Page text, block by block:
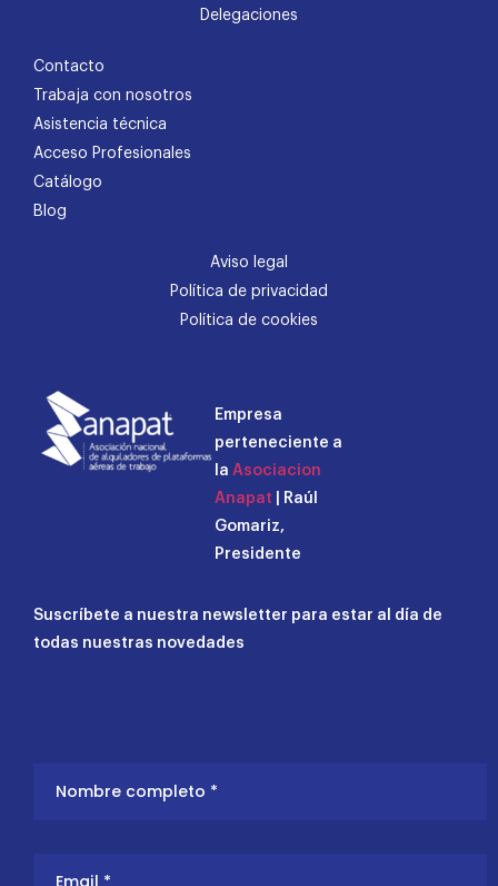
Delegaciones
Contacto
Trabaja con nosotros
Asistencia técnica
Acceso Profesionales
Catálogo
Blog
Aviso legal
Política de privacidad
Política de cookies
Empresa
perteneciente a
la Asociacion
Anapat | Raúl
Gomariz,
Presidente
Suscríbete a nuestra newsletter para estar al día de
todas nuestras novedades